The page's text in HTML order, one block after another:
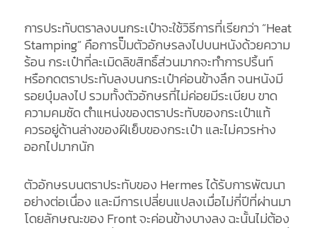
การประทับตราลงบนกระเป๋าจะใช้วิธีการที่เรียกว่า “Heat
Stamping” คือการปั๊มตัวอักษรลงไปบนหนังด้วยความ
ร้อน กระเป๋าที่ละเมิดลิขสิทธิ์ส่วนมากจะทำการปริ้นท์
หรือกดตราประทับลงบนกระเป๋าค่อนข้างลึก จนหนังมี
รอยบุ๋มลงไป รวมทั้งตัวอักษรที่ไม่ค่อยมีระเบียบ ขาด
ความคมชัด ตำแหน่งของตราประทับของกระเป๋าแท้
ควรอยู่ด้านล่างของฝีเย็บของกระเป๋า และไม่ควรห่าง
ออกไปมากนัก
ตัวอักษรบนตราประทับของ Hermes ได้รับการพัฒนา
อย่างต่อเนื่อง และมีการเปลี่ยนแปลงเมื่อไม่กี่ปีที่ผ่านมา
โดยลักษณะของ Front จะค่อนข้างบางลง ฉะนั้นไม่ต้อง